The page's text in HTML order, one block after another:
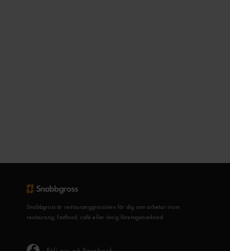
Snabbgross är restauranggrossisten för dig som arbetar inom
restaurang, fastfood, café eller övrig företagsmarknad.